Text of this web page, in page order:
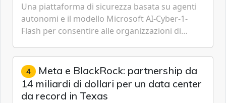
Una piattaforma di sicurezza basata su agenti
autonomi e il modello Microsoft AI-Cyber-1-
Flash per consentire alle organizzazioni di
gestione continua del rischio.
4 Meta e BlackRock: partnership da
14 miliardi di dollari per un data center
da record in Texas